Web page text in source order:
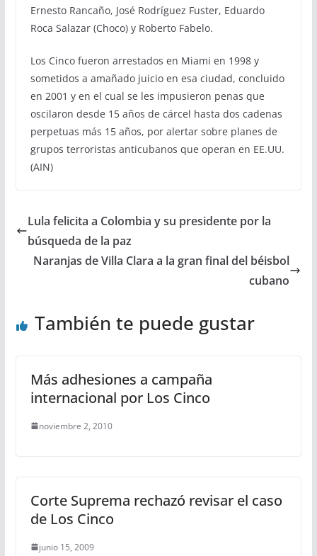
Ernesto Rancaño, José Rodríguez Fuster, Eduardo
Roca Salazar (Choco) y Roberto Fabelo.
Los Cinco fueron arrestados en Miami en 1998 y
sometidos a amañado juicio en esa ciudad, concluido
en 2001 y en el cual se les impusieron penas que
oscilaron desde 15 años de cárcel hasta dos cadenas
perpetuas más 15 años, por alertar sobre planes de
grupos terroristas anticubanos que operan en EE.UU.
(AIN)
Lula felicita a Colombia y su presidente por la
búsqueda de la paz
Naranjas de Villa Clara a la gran final del béisbol
cubano
También te puede gustar
Más adhesiones a campaña
internacional por Los Cinco
noviembre 2, 2010
Corte Suprema rechazó revisar el caso
de Los Cinco
junio 15, 2009